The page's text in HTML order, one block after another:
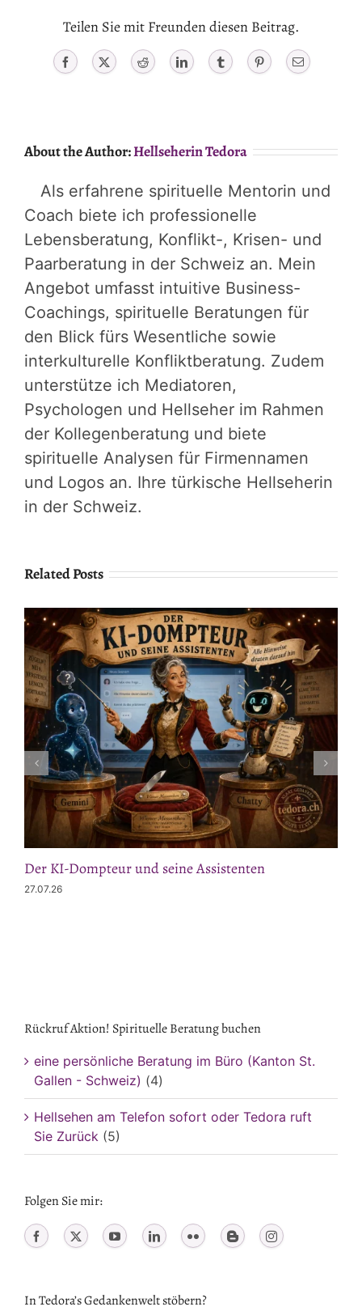
Teilen Sie mit Freunden diesen Beitrag.
Facebook X Reddit LinkedIn Tumblr PinterestEmail
About the Author:Hellseherin Tedora
Als erfahrene spirituelle Mentorin und
Coach biete ich professionelle
Lebensberatung, Konflikt-, Krisen- und
Paarberatung in der Schweiz an. Mein
Angebot umfasst intuitive Business-
Coachings, spirituelle Beratungen für
den Blick fürs Wesentliche sowie
interkulturelle Konfliktberatung. Zudem
unterstütze ich Mediatoren,
Psychologen und Hellseher im Rahmen
der Kollegenberatung und biete
spirituelle Analysen für Firmennamen
und Logos an. Ihre türkische Hellseherin
in der Schweiz.
Related Posts
Der KI-Dompteur und seine Assistenten
27.07.26
Rückruf Aktion! Spirituelle Beratung buchen
eine persönliche Beratung im Büro (Kanton St.
Gallen - Schweiz) (4)
Hellsehen am Telefon sofort oder Tedora ruft
Sie Zurück (5)
Folgen Sie mir:
In Tedora’s Gedankenwelt stöbern?